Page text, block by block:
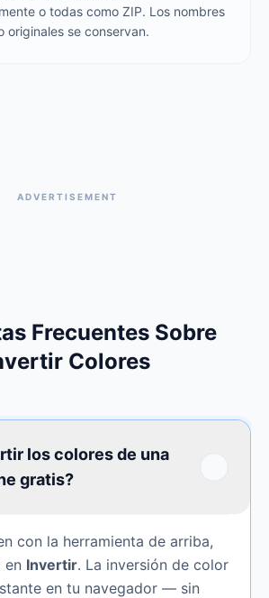
o todas como ZIP. Los nombres
originales se conservan.
ADVERTISEMENT
Frecuentes Sobre
Colores
los colores de una
gratis?
con la herramienta de arriba,
en Invertir. La inversión de color
en tu navegador — sin